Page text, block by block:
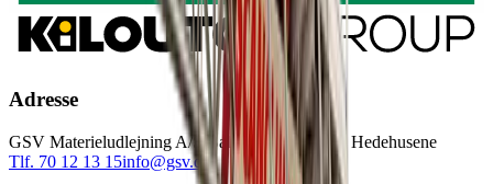
Adresse
GSV Materieludlejning A/S Baldersbuen 5 2640 Hedehusene
Tlf. 70 12 13 15info@gsv.dk